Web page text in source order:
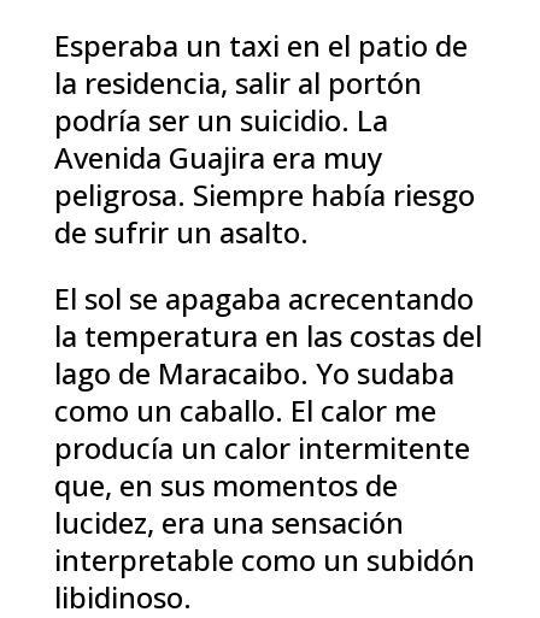
Esperaba un taxi en el patio de
la residencia, salir al portón
podría ser un suicidio. La
Avenida Guajira era muy
peligrosa. Siempre había riesgo
de sufrir un asalto.
El sol se apagaba acrecentando
la temperatura en las costas del
lago de Maracaibo. Yo sudaba
como un caballo. El calor me
producía un calor intermitente
que, en sus momentos de
lucidez, era una sensación
interpretable como un subidón
libidinoso.